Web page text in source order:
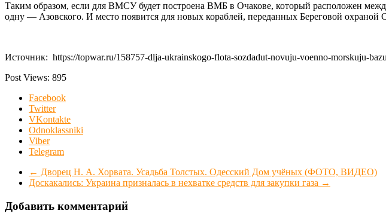
Таким образом, если для ВМСУ будет построена ВМБ в Очакове, который расположен
одну — Азовского. И место появится для новых кораблей, переданных Береговой охраной
Источник: https://topwar.ru/158757-dlja-ukrainskogo-flota-sozdadut-novuju-voenno-morskuju-
Post Views: 895
Facebook
Twitter
VKontakte
Odnoklassniki
Viber
Telegram
← Дворец Н. А. Хорвата. Усадьба Толстых. Одесский Дом учёных (ФОТО, ВИДЕО)
Доскакались: Украина призналась в нехватке средств для закупки газа →
Добавить комментарий